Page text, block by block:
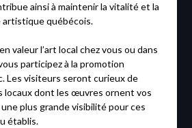
ainsi à maintenir la vitalité et la
artistique québécois.
valeur l’art local chez vous ou dans
participez à la promotion
Les visiteurs seront curieux de
locaux dont les œuvres ornent vos
plus grande visibilité pour ces
établis.